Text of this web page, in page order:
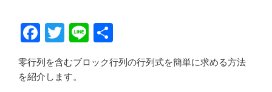
F
a
c
T
wi
tt
Li
e
有
零行列を含むブロック行列の行列式を簡単に求める方法
を紹介します。